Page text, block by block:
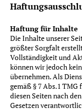
Haftung für Inhalte
Die Inhalte unserer
größter Sorgfalt
Vollständigkeit und
können wir jedoch
übernehmen. Als
gemäß § 7 Abs.1
diesen Seiten nach
Gesetzen